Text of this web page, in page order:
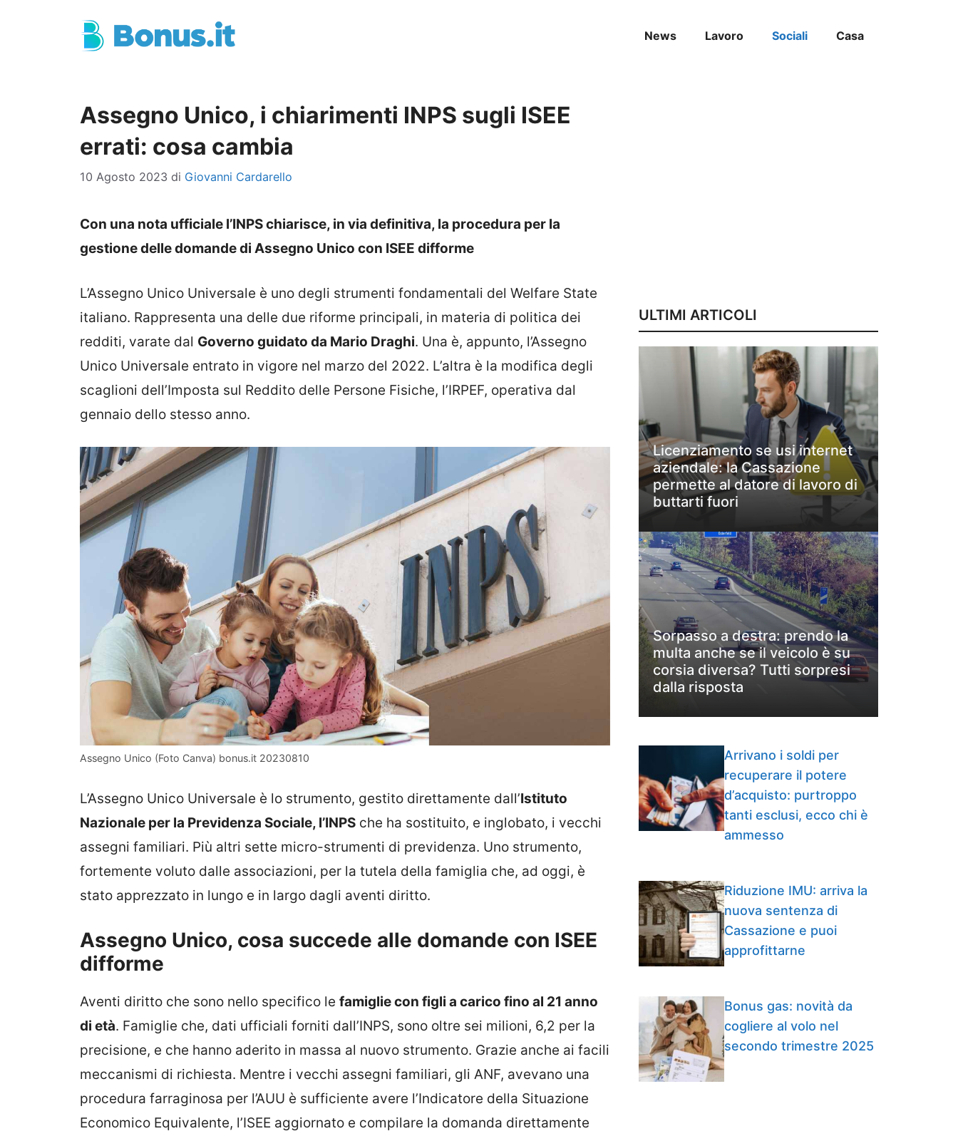
News Lavoro Sociali Casa
Assegno Unico, i chiarimenti INPS sugli ISEE
errati: cosa cambia
10 Agosto 2023 di Giovanni Cardarello
Con una nota ufficiale l’INPS chiarisce, in via definitiva, la procedura per la
gestione delle domande di Assegno Unico con ISEE difforme
L’Assegno Unico Universale è uno degli strumenti fondamentali del Welfare State
italiano. Rappresenta una delle due riforme principali, in materia di politica dei
redditi, varate dal Governo guidato da Mario Draghi. Una è, appunto, l’Assegno
Unico Universale entrato in vigore nel marzo del 2022. L’altra è la modifica degli
scaglioni dell’Imposta sul Reddito delle Persone Fisiche, l’IRPEF, operativa dal
gennaio dello stesso anno.
Assegno Unico (Foto Canva) bonus.it 20230810
L’Assegno Unico Universale è lo strumento, gestito direttamente dall’Istituto
Nazionale per la Previdenza Sociale, l’INPS che ha sostituito, e inglobato, i vecchi
assegni familiari. Più altri sette micro-strumenti di previdenza. Uno strumento,
fortemente voluto dalle associazioni, per la tutela della famiglia che, ad oggi, è
stato apprezzato in lungo e in largo dagli aventi diritto.
Assegno Unico, cosa succede alle domande con ISEE
difforme
Aventi diritto che sono nello specifico le famiglie con figli a carico fino al 21 anno
di età. Famiglie che, dati ufficiali forniti dall’INPS, sono oltre sei milioni, 6,2 per la
precisione, e che hanno aderito in massa al nuovo strumento. Grazie anche ai facili
meccanismi di richiesta. Mentre i vecchi assegni familiari, gli ANF, avevano una
procedura farraginosa per l’AUU è sufficiente avere l’Indicatore della Situazione
Economico Equivalente, l’ISEE aggiornato e compilare la domanda direttamente
ULTIMI ARTICOLI
Licenziamento se usi internet
aziendale: la Cassazione
permette al datore di lavoro di
buttarti fuori
Sorpasso a destra: prendo la
multa anche se il veicolo è su
corsia diversa? Tutti sorpresi
dalla risposta
Arrivano i soldi per
recuperare il potere
d’acquisto: purtroppo
tanti esclusi, ecco chi è
ammesso
Riduzione IMU: arriva la
nuova sentenza di
Cassazione e puoi
approfittarne
Bonus gas: novità da
cogliere al volo nel
secondo trimestre 2025